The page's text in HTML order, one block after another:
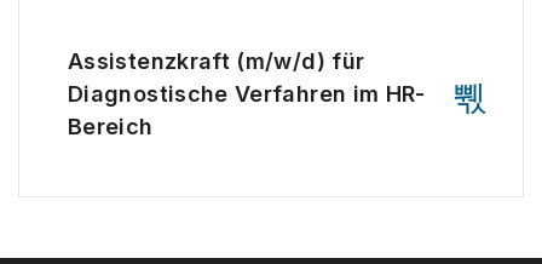
Assistenzkraft (m/w/d) für
Diagnostische Verfahren im HR-
Bereich